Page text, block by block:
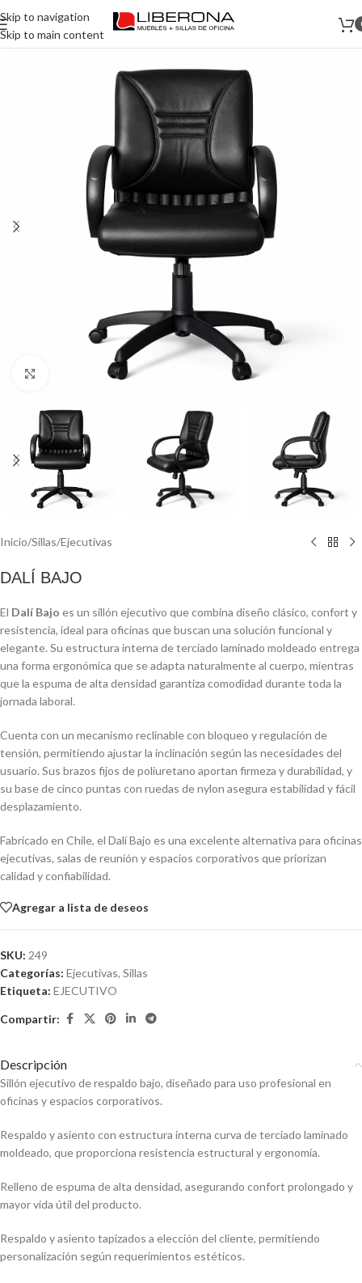
Skip to navigation
Skip to main content
Click to enlarge
Inicio/Sillas/Ejecutivas
DALÍ BAJO
El Dalí Bajo es un sillón ejecutivo que combina diseño clásico, confort y
resistencia, ideal para oficinas que buscan una solución funcional y
elegante. Su estructura interna de terciado laminado moldeado entrega
una forma ergonómica que se adapta naturalmente al cuerpo, mientras
que la espuma de alta densidad garantiza comodidad durante toda la
jornada laboral.
Cuenta con un mecanismo reclinable con bloqueo y regulación de
tensión, permitiendo ajustar la inclinación según las necesidades del
usuario. Sus brazos fijos de poliuretano aportan firmeza y durabilidad, y
su base de cinco puntas con ruedas de nylon asegura estabilidad y fácil
desplazamiento.
Fabricado en Chile, el Dalí Bajo es una excelente alternativa para oficinas
ejecutivas, salas de reunión y espacios corporativos que priorizan
calidad y confiabilidad.
Agregar a lista de deseos
SKU: 249
Categorías: Ejecutivas, Sillas
Etiqueta: EJECUTIVO
Compartir:
Descripción
Sillón ejecutivo de respaldo bajo, diseñado para uso profesional en
oficinas y espacios corporativos.
Respaldo y asiento con estructura interna curva de terciado laminado
moldeado, que proporciona resistencia estructural y ergonomía.
Relleno de espuma de alta densidad, asegurando confort prolongado y
mayor vida útil del producto.
Respaldo y asiento tapizados a elección del cliente, permitiendo
personalización según requerimientos estéticos.